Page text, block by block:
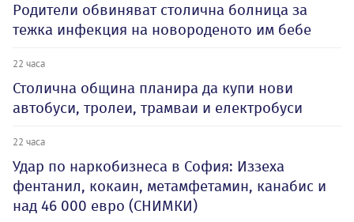
Родители обвиняват столична болница за
тежка инфекция на новороденото им бебе
22 часа
Столична община планира да купи нови
автобуси, тролеи, трамваи и електробуси
22 часа
Удар по наркобизнеса в София: Иззеха
фентанил, кокаин, метамфетамин, канабис и
над 46 000 евро (СНИМКИ)